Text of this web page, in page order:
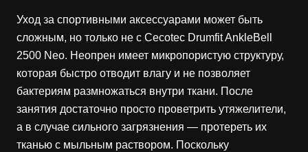
Уход за спортивными аксессуарами может быть
сложным, но только не с Cecotec Drumfit AnkleBell
2500 Neo. Неопрен имеет микропористую структуру,
которая быстро отводит влагу и не позволяет
бактериям размножаться внутри ткани. После
занятия достаточно просто проветрить утяжелители,
а в случае сильного загрязнения — протереть их
тканью с мыльным раствором. Поскольку